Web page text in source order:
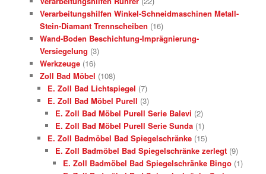
Verarbeitungshilfen Winkel-Schneidmaschinen Metall-
Stein-Diamant Trennscheiben (16)
Wand-Boden Beschichtung-Imprägnierung-
Versiegelung (3)
Werkzeuge (16)
Zoll Bad Möbel (108)
E. Zoll Bad Lichtspiegel (7)
E. Zoll Bad Möbel Purell (3)
E. Zoll Bad Möbel Purell Serie Balevi (2)
E. Zoll Bad Möbel Purell Serie Sunda (1)
E. Zoll Badmöbel Bad Spiegelschränke (15)
E. Zoll Badmöbel Bad Spiegelschränke zerlegt (9)
E. Zoll Badmöbel Bad Spiegelschränke Bingo (1)